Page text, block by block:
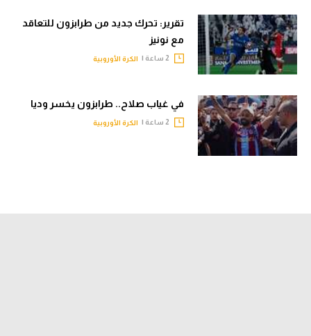
تقرير: تحرك جديد من طرابزون للتعاقد
مع نونيز
الكرة الأوروبية
في غياب صلاح.. طرابزون يخسر وديا
الكرة الأوروبية